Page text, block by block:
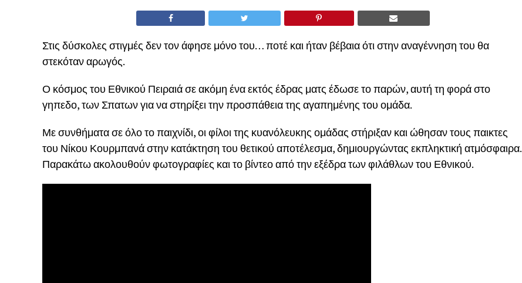
Στις δύσκολες στιγμές δεν τον άφησε μόνο του… ποτέ και ήταν βέβαια ότι στην αναγέννηση του θα
στεκόταν αρωγός.
Ο κόσμος του Εθνικού Πειραιά σε ακόμη ένα εκτός έδρας ματς έδωσε το παρών, αυτή τη φορά στο
γηπεδο, των Σπατων για να στηρίξει την προσπάθεια της αγαπημένης του ομάδα.
Με συνθήματα σε όλο το παιχνίδι, οι φίλοι της κυανόλευκης ομάδας στήριξαν και ώθησαν τους παικτες
του Νίκου Κουρμπανά στην κατάκτηση του θετικού αποτέλεσμα, δημιουργώντας εκπληκτική ατμόσφαιρα.
Παρακάτω ακολουθούν φωτογραφίες και το βίντεο από την εξέδρα των φιλάθλων του Εθνικού.